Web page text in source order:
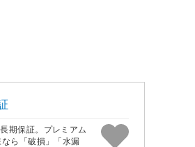
期保証。プレミアム
ら「破損」「水漏